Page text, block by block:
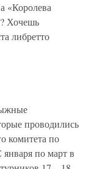
«Королева
Хочешь
либретто
проводились
по
по март в